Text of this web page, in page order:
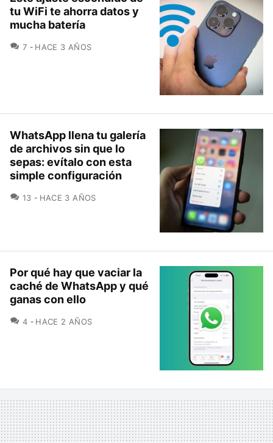
tu WiFi te ahorra datos y
mucha batería
7 COMENTARIOS
HACE 3 AÑOS
WhatsApp llena tu galería
de archivos sin que lo
sepas: evítalo con esta
simple configuración
13 COMENTARIOS
HACE 3 AÑOS
Por qué hay que vaciar la
caché de WhatsApp y qué
ganas con ello
4 COMENTARIOS
HACE 2 AÑOS